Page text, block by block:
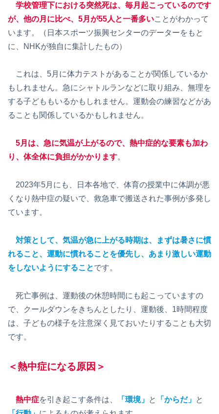
学校管理下における突然死は、毎月起こっているのです
が、他の月に比べ、5月が55人と一番多いことがわかって
います。（日本スポーツ振興センターのデーターをもと
に、NHKが独自に集計したもの）
これは、5月に体力テストがあることが関係しているか
もしれません。急にシャトルランなどに取り組み、無理を
する子どももいるかもしれません。運動会の練習などがあ
ることも関係しているかもしれません。
5月は、急に気温が上がるので、熱中症的な要素も加わ
り、体全体に負担がかかります。
2023年5月にも、日本各地で、体育の授業中に体調が悪
くなり熱中症の疑いで、救急車で搬送された事例が多発し
ています。
対策として、気温が急に上がる時期は、まずは暑さに慣
れること、運動に慣れることを優先し、あまり激しい運動
をしないようにすることです。
死亡事例は、運動後の休憩時間にも起こっていますの
で、クールダウンをきちんとしたり、運動後、1時間程度
は、子どもの様子を注意深く見ておいたりすることも大切
です。
＜熱中症になる原因＞
熱中症を引き起こす条件は、 「環境」 と 「からだ」 と